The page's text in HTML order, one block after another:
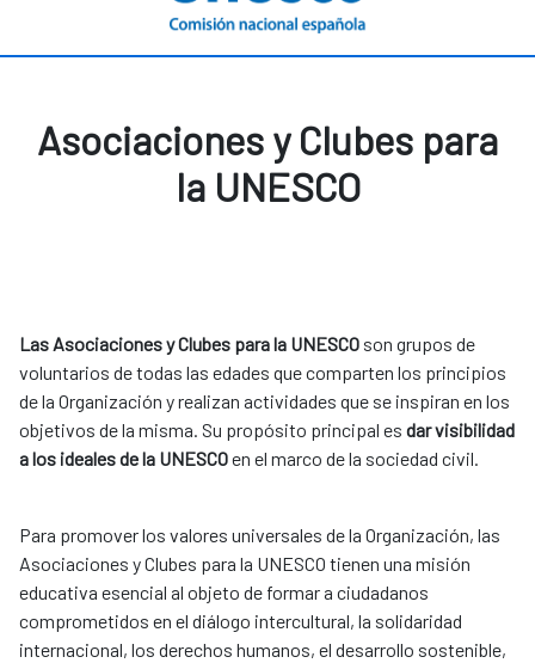
Asociaciones y Clubes para
la UNESCO
Las Asociaciones y Clubes para la UNESCO son grupos de
voluntarios de todas las edades que comparten los principios
de la Organización y realizan actividades que se inspiran en los
objetivos de la misma. Su propósito principal es dar visibilidad
a los ideales de la UNESCOen el marco de la sociedad civil.
Para promover los valores universales de la Organización, las
Asociaciones y Clubes para la UNESCO tienen una misión
educativa esencial al objeto de formar a ciudadanos
comprometidos en el diálogo intercultural, la solidaridad
internacional, los derechos humanos, el desarrollo sostenible,